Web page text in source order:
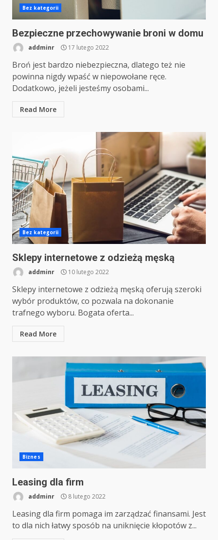
Bez kategorii
Bezpieczne przechowywanie broni w domu
addminr 17 lutego 2022
Broń jest bardzo niebezpieczna, dlatego też nie
powinna nigdy wpaść w niepowołane ręce.
Dodatkowo, jeżeli jesteśmy osobami...
Read More
Bez kategorii
Sklepy internetowe z odzieżą męską
addminr 10 lutego 2022
Sklepy internetowe z odzieżą męską oferują szeroki
wybór produktów, co pozwala na dokonanie
trafnego wyboru. Bogata oferta...
Read More
Biznes
Leasing dla firm
addminr 8 lutego 2022
Leasing dla firm pomaga im zarządzać finansami. Jest
to dla nich łatwy sposób na uniknięcie kłopotów z...